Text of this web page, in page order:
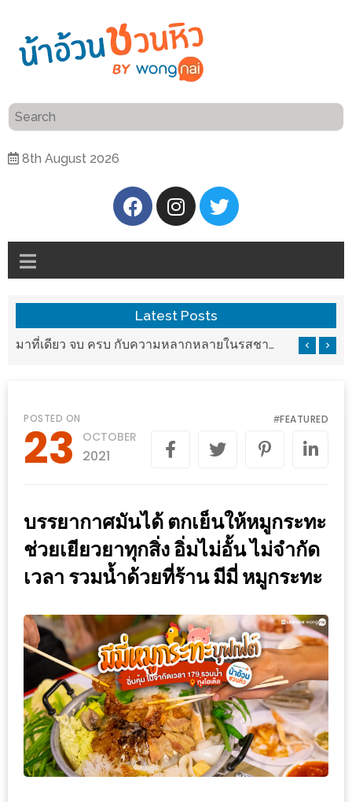
8th August 2026
แนะนำ
อ้วน
ความ
เป็น
ศิริ
ปัน
นาฯ
เชียงใหม่
เล่น
กัน
ฐานะ
อะไร
…
เดียว
ที่
ครบ
ครั้ง
ช้อป
ชิ
ลล์
Latest Posts
มาที่เดียว จบ ครบ กับความหลากหลายในรสชาติที่นำมาจากทั่วเมืองจีนที่ HAN The Chinese Cuisine
POSTED ON
23 OCTOBER
2021
#FEATURED
บรรยากาศมันได้ ตกเย็นให้หมูกระทะ
ช่วยเยียวยาทุกสิ่ง อิ่มไม่อั้น ไม่จำกัด
เวลา รวมน้ำด้วยที่ร้าน มีมี่ หมูกระทะ